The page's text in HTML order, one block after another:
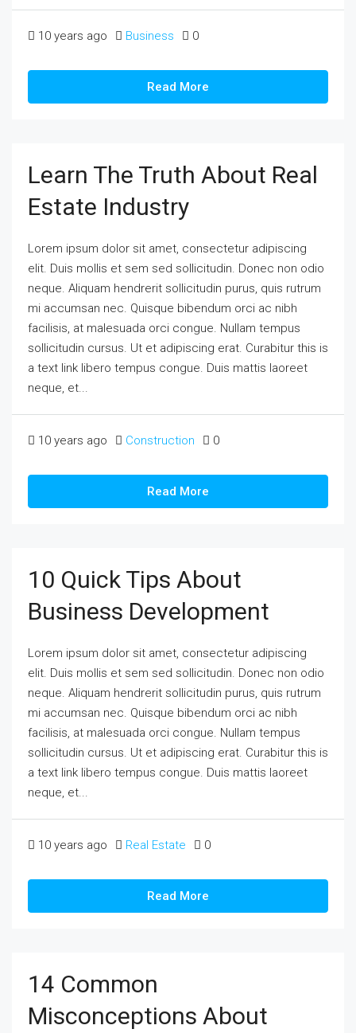
10 years ago Business 0
Read More
Learn The Truth About Real
Estate Industry
Lorem ipsum dolor sit amet, consectetur adipiscing
elit. Duis mollis et sem sed sollicitudin. Donec non odio
neque. Aliquam hendrerit sollicitudin purus, quis rutrum
mi accumsan nec. Quisque bibendum orci ac nibh
facilisis, at malesuada orci congue. Nullam tempus
sollicitudin cursus. Ut et adipiscing erat. Curabitur this is
a text link libero tempus congue. Duis mattis laoreet
neque, et...
10 years ago Construction 0
Read More
10 Quick Tips About
Business Development
Lorem ipsum dolor sit amet, consectetur adipiscing
elit. Duis mollis et sem sed sollicitudin. Donec non odio
neque. Aliquam hendrerit sollicitudin purus, quis rutrum
mi accumsan nec. Quisque bibendum orci ac nibh
facilisis, at malesuada orci congue. Nullam tempus
sollicitudin cursus. Ut et adipiscing erat. Curabitur this is
a text link libero tempus congue. Duis mattis laoreet
neque, et...
10 years ago Real Estate 0
Read More
14 Common
Misconceptions About